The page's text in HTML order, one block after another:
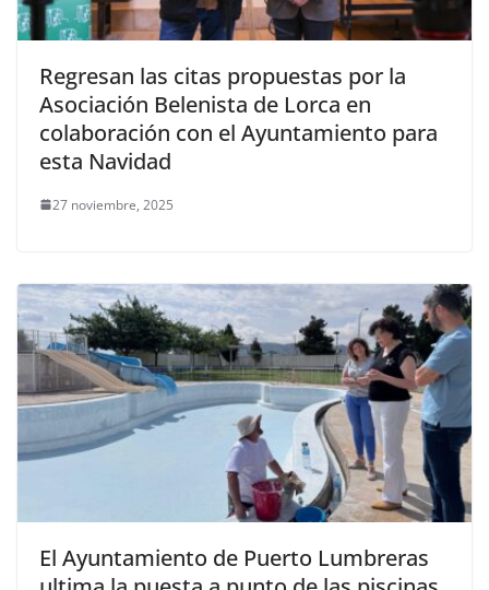
Regresan las citas propuestas por la
Asociación Belenista de Lorca en
colaboración con el Ayuntamiento para
esta Navidad
27 noviembre, 2025
El Ayuntamiento de Puerto Lumbreras